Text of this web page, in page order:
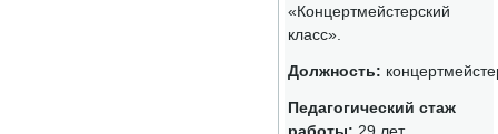
«Концертмейстерский
класс».
Должность:
Педагогический стаж